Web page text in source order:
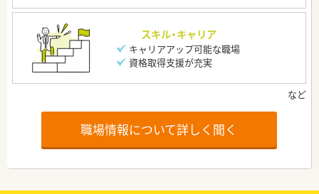
スキル・キャリア
キャリアアップ可能な職場
資格取得支援が充実
職場情報について詳しく聞く